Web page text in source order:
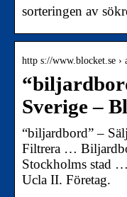
sorteringen av
http s://www.blocket.se ›
Sverige –
“biljardbord” –
Filtrera …
Stockholms stad
Ucla II. Företag.